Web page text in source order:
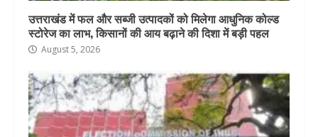
उत्तराखंड में फल और सब्जी उत्पादकों को मिलेगा आधुनिक कोल्ड
स्टोरेज का लाभ, किसानों की आय बढ़ाने की दिशा में बड़ी पहल
August 5, 2026